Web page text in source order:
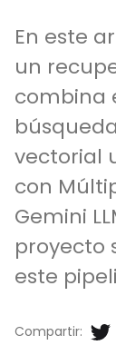
En este
un
combina
vectorial
con
Gemini
proyecto
este
Compartir: